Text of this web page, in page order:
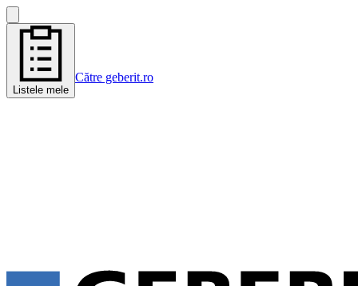
Listele mele
Către geberit.ro